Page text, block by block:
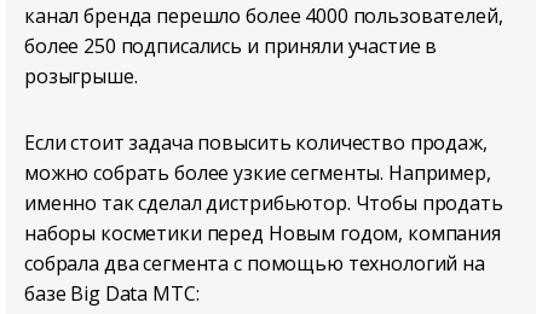
канал бренда перешло более 4000 пользователей,
более 250 подписались и приняли участие в
розыгрыше.
Если стоит задача повысить количество продаж,
можно собрать более узкие сегменты. Например,
именно так сделал дистрибьютор. Чтобы продать
наборы косметики перед Новым годом, компания
собрала два сегмента с помощью технологий на
базе Big Data МТС: